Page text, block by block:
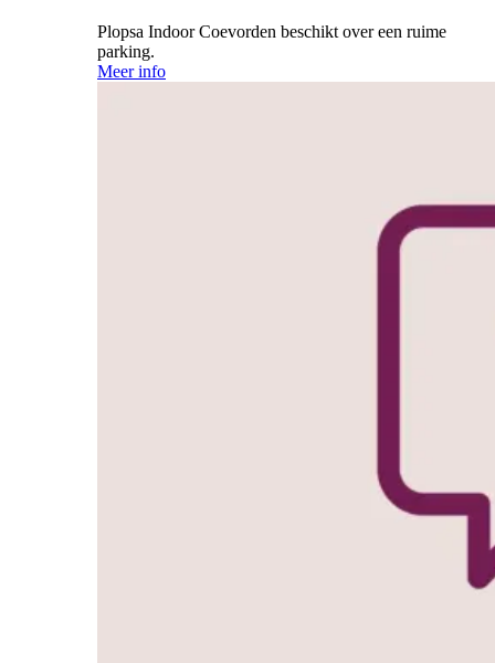
Plopsa Indoor Coevorden beschikt over een ruime
parking.
Meer info